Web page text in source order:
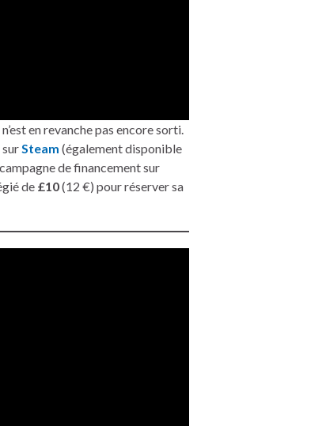
n’est en revanche pas encore sorti.
surSteam (également disponible
de financement sur
de £10(12 €) pour réserver sa